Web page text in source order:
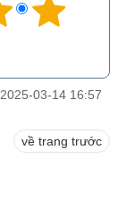
2025-03-14 16:57
về trang trước